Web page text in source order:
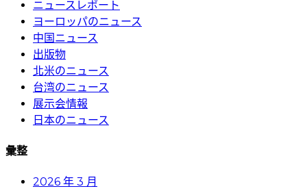
ニュースレポート
ヨーロッパのニュース
中国ニュース
出版物
北米のニュース
台湾のニュース
展示会情報
日本のニュース
彙整
2026 年 3 月